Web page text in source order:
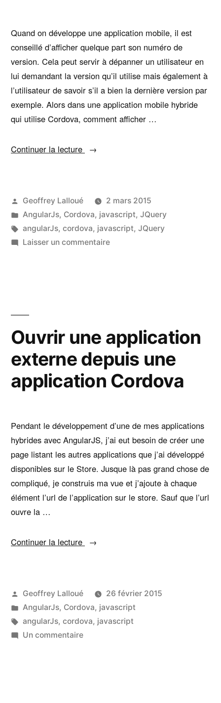
Quand on développe une application mobile, il est
conseillé d’afficher quelque part son numéro de
version. Cela peut servir à dépanner un utilisateur en
lui demandant la version qu’il utilise mais également à
l’utilisateur de savoir s’il a bien la dernière version par
exemple. Alors dans une application mobile hybride
qui utilise Cordova, comment afficher …
Continuer la lecture
« Afficher
version
de
son
application
Publié
par
Geoffrey Lalloué
2 mars 2015
Publié
dans
AngularJs, Cordova, javascript, JQuery
Étiquettes :
angularJs, cordova, javascript, JQuery
Laisser un commentairesur
son
application
Cordova
Ouvrir une application
externe depuis une
application Cordova
Pendant le développement d’une de mes applications
hybrides avec AngularJS, j’ai eut besoin de créer une
page listant les autres applications que j’ai développé
disponibles sur le Store. Jusque là pas grand chose de
compliqué, je construis ma vue et j’ajoute à chaque
élément l’url de l’application sur le store. Sauf que l’url
ouvre la …
Continuer la lecture
« Ouvrir
depuis
une
application
Publié
par
Geoffrey Lalloué
26 février 2015
Publié
dans
AngularJs, Cordova, javascript
Étiquettes :
angularJs, cordova, javascript
Un commentairesur